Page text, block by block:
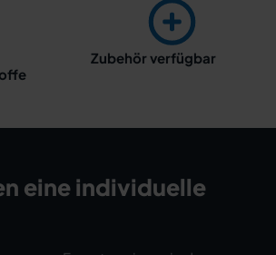
Zubehör verfügbar
eine individuelle